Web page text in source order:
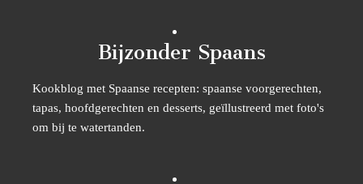
Bijzonder Spaans
Kookblog met Spaanse recepten: spaanse voorgerechten,
tapas, hoofdgerechten en desserts, geïllustreerd met foto's
om bij te watertanden.